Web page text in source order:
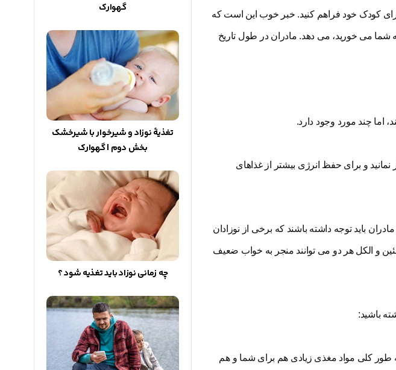
کودک خود فراهم کنید. خبر خوب این است که
شما می خورید، می دهد. مادران در طول تاریخ
اما چند مورد وجود دارد.
غذایی زیاد منتظر نمانید و برای حفظ انرژی بیشتر از غذاهای
باید توجه داشته باشند که برخی از نوزادان
و الکل هر دو می توانند منجر به خواب ضعیف
باشید:
طور کلی مواد مغذی زیادی هم برای شما و هم
گهوارک
تغذیۀ نوزاد و شیرخوار با شیرخشک
بخش دوم | گهوارک
چه زمانی نوزاد باید تغذیه شود ؟